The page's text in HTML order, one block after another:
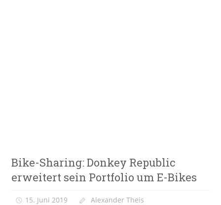
Bike
News
Bike-Sharing: Donkey Republic
erweitert sein Portfolio um E-Bikes
15. Juni 2019 Alexander Theis